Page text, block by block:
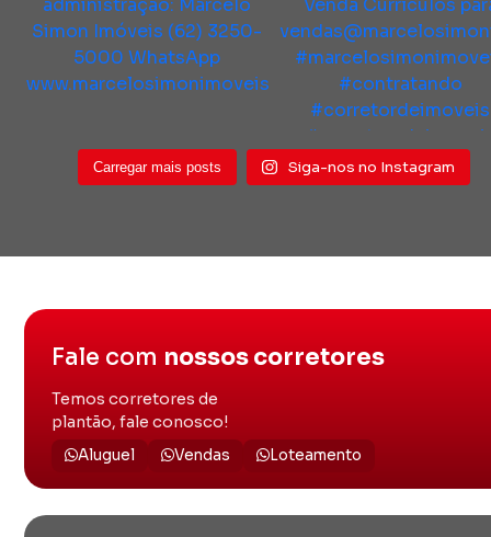
Carregar mais posts Siga-nos no Instagram
Fale com nossos corretores
Temos corretores de
plantão, fale conosco!
Aluguel Vendas Loteamento